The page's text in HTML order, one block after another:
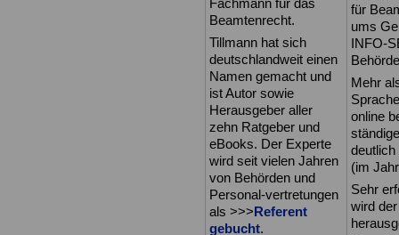
Fachmann für das
Beamtenrecht.
Tillmann hat sich
deutschlandweit einen
Namen gemacht und
ist Autor sowie
Herausgeber aller
zehn Ratgeber und
eBooks. Der Experte
wird seit vielen Jahren
von Behörden und
Personal-vertretungen
als >>>Referent
gebucht.
für
ums
INFO-
Mehr
online
(im
Sehr
wird